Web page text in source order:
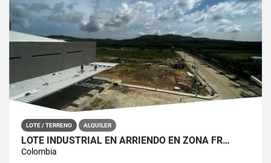
LOTE / TERRENO ALQUILER
LOTE INDUSTRIAL EN ARRIENDO EN ZONA FR…
Colombia